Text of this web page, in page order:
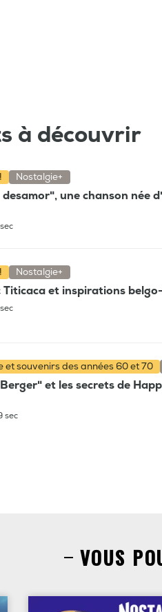
à découvrir
Nostalgie+
une chanson née
Nostalgie+
Titicaca et inspirations
et souvenirs des années 60 et 70
et les secrets de
sec
VOUS